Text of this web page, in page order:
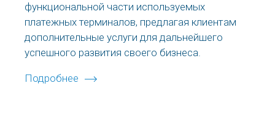
функциональной части используемых
платежных терминалов, предлагая клиентам
дополнительные услуги для дальнейшего
успешного развития своего бизнеса.
Подробнее